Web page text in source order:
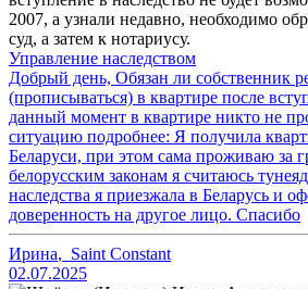
2007, а узнали недавно, необходимо
суд, а затем к нотариусу.
Управление наследством
Добрый день, Обязан ли собственник
(прописываться) в квартире после
данный момент в квартире никто не
ситуацию подробнее: Я получила
Беларуси, при этом сама проживаю за
белорусским законам я считаюсь
наследства я приезжала в Беларусь и
доверенность на другое лицо. Спасибо
Ирина, Saint Constant
02.07.2025